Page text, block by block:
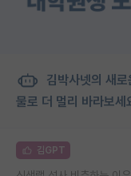
김박사넷의 새
물로 더 멀리 바라보세
김GPT